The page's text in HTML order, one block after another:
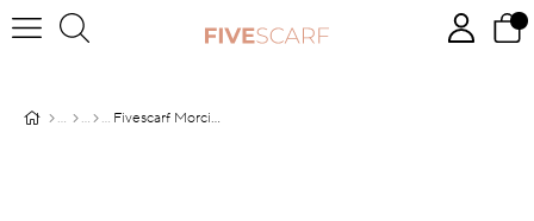
Fivescarf Morcivert Degrade Geçişli Comfort Şal